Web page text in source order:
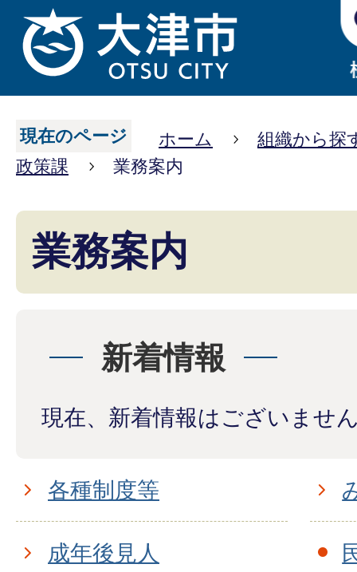
現在のページ ホーム
組織から探
政策課
業務案内
業務案内
新着情報
現在、新着情報はございませ
各種制度等
成年後見人